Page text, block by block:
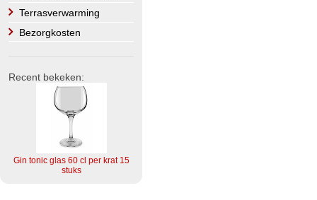
Terrasverwarming
Bezorgkosten
Recent bekeken:
Gin tonic glas 60 cl per krat 15
stuks